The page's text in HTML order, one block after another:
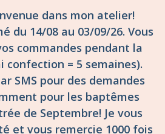
dans mon atelier!
du 14/08 au 03/09/26. Vous
commandes pendant la
confection = 5 semaines).
SMS pour des demandes
pour les baptêmes
de Septembre! Je vous
et vous remercie 1000 fois